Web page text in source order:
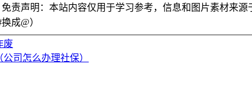
免责声明：本站内容仅用于学习参考，信息和图片素材来
成@）
废
司怎么办理社保）